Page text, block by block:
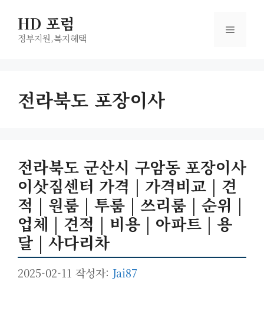
HD 포럼
정부지원,복지헤택
메
전라북도 포장이사
전라북도 군산시 구암동 포장이사
이삿짐센터 가격 | 가격비교 | 견
적 | 원룸 | 투룸 | 쓰리룸 | 순위 |
업체 | 견적 | 비용 | 아파트 | 용
달 | 사다리차
2025-02-11 작성자: Jai87